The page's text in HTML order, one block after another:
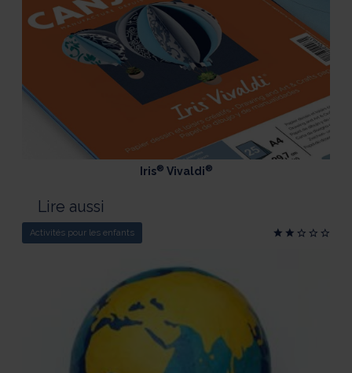
Iris® Vivaldi®
Lire aussi
Activités pour les enfants